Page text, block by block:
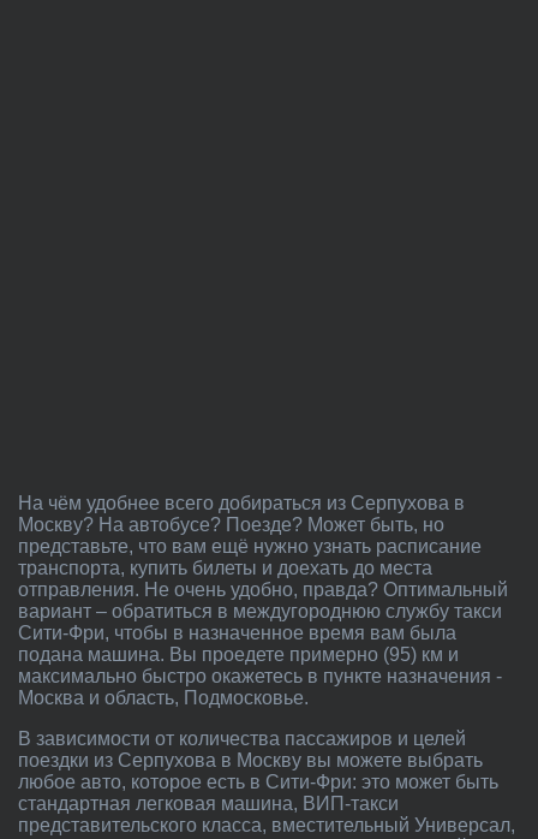
На чём удобнее всего добираться из Серпухова в
Москву? На автобусе? Поезде? Может быть, но
представьте, что вам ещё нужно узнать расписание
транспорта, купить билеты и доехать до места
отправления. Не очень удобно, правда? Оптимальный
вариант – обратиться в междугороднюю службу такси
Сити-Фри, чтобы в назначенное время вам была
подана машина. Вы проедете примерно (95) км и
максимально быстро окажетесь в пункте назначения -
Москва и область, Подмосковье.
В зависимости от количества пассажиров и целей
поездки из Серпухова в Москву вы можете выбрать
любое авто, которое есть в Сити-Фри: это может быть
стандартная легковая машина, ВИП-такси
представительского класса, вместительный Универсал,